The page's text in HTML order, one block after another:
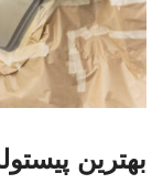
بهترین